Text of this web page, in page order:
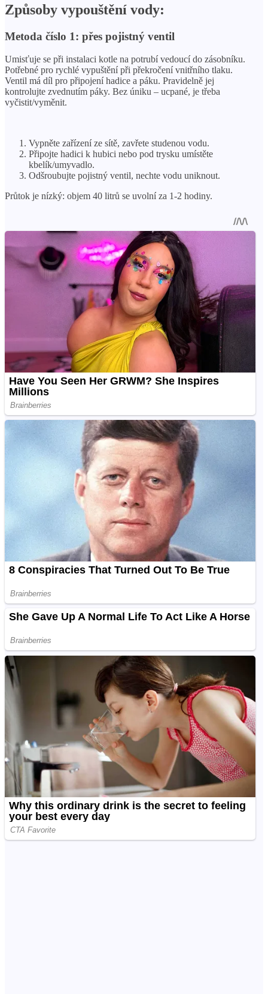
Způsoby vypouštění vody:
Metoda číslo 1: přes pojistný ventil
Umisťuje se při instalaci kotle na potrubí vedoucí do zásobníku.
Potřebné pro rychlé vypuštění při překročení vnitřního tlaku.
Ventil má díl pro připojení hadice a páku. Pravidelně jej
kontrolujte zvednutím páky. Bez úniku – ucpané, je třeba
vyčistit/vyměnit.
Vypněte zařízení ze sítě, zavřete studenou vodu.
Připojte hadici k hubici nebo pod trysku umístěte
kbelík/umyvadlo.
Odšroubujte pojistný ventil, nechte vodu uniknout.
Průtok je nízký: objem 40 litrů se uvolní za 1-2 hodiny.